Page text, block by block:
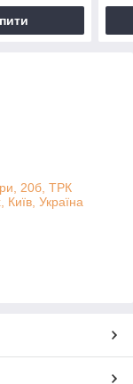
20б, ТРК
Україна